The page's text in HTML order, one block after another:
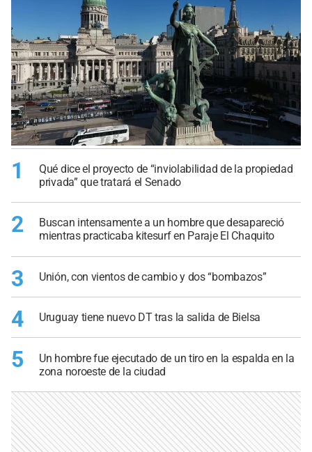
1
Qué dice el proyecto de “inviolabilidad de la propiedad
privada” que tratará el Senado
2
Buscan intensamente a un hombre que desapareció
mientras practicaba kitesurf en Paraje El Chaquito
3 Unión, con vientos de cambio y dos “bombazos”
4 Uruguay tiene nuevo DT tras la salida de Bielsa
5
Un hombre fue ejecutado de un tiro en la espalda en la
zona noroeste de la ciudad